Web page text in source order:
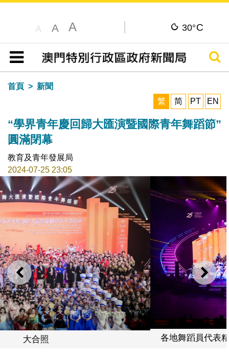
A A A 30°C
目錄
搜尋
首頁
新聞
繁
简 PT EN
“學界青年慶回歸大匯演暨國際青年舞蹈節”
圓滿閉幕
教育及青年發展局
2024-07-25 23:05
上一則 下一
各地舞蹈員代表精心排練的開場舞為閉幕演出拉開序幕